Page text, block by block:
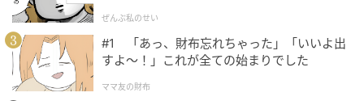
ぜんぶ私のせい
#1 「あっ、財布忘れちゃった」「いいよ出
すよ〜！」これが全ての始まりでした
ママ友の財布